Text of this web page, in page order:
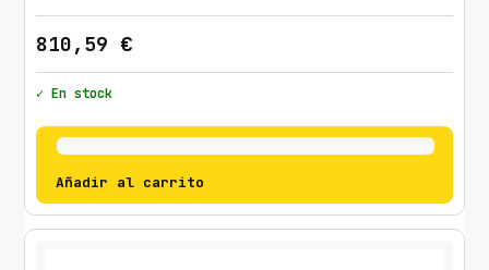
810,59 €
✓ En stock
Añadir al carrito